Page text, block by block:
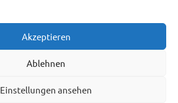
Akzeptieren
Ablehnen
Einstellungen ansehen